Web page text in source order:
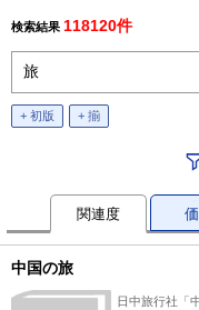
検索結果 118120件
+ 初版 + 揃
関連度
中国の旅
日中旅行社「